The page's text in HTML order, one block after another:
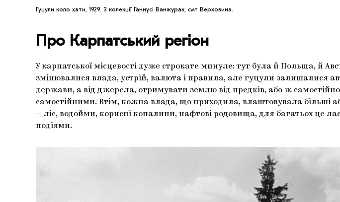
Гуцули коло хати, 1929. З колекції Ганнусі Ванжурак, смт Верховина.
Про Карпатський регіон
У карпатської місцевості дуже строкате минуле: тут була й Польща, й
змінювалися влада, устрій, валюта і правила, але гуцули залишалися
держави, а від джерела, отримувати землю від предків, або ж
самостійними. Втім, кожна влада, що приходила, влаштовувала більші
— ліс, водойми, корисні копалини, нафтові родовища, для багатьох це
подіями.